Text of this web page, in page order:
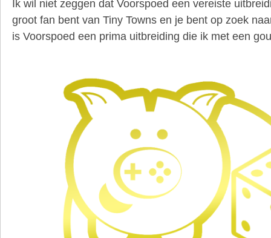
Ik wil niet zeggen dat Voorspoed een vereiste
groot fan bent van Tiny Towns en je bent op zoek
is Voorspoed een prima uitbreiding die ik met een